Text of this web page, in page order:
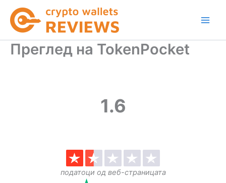
content
Преглед на TokenPocket
1.6
податоци од веб-страницата